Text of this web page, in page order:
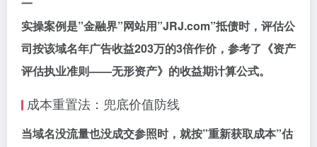
实操案例是”金融界”网站用”JRJ.com”抵债时，评估公
司按该域名年广告收益203万的3倍作价，参考了《资产
评估执业准则——无形资产》的收益期计算公式。
成本重置法：兜底价值防线
当域名没流量也没成交参照时，就按”重新获取成本”估